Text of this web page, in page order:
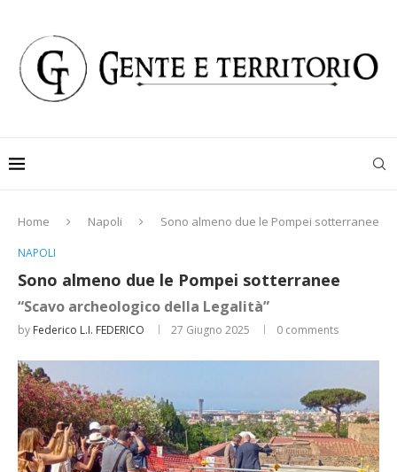
Home Napoli Sono almeno due le Pompei sotterranee
NAPOLI
Sono almeno due le Pompei sotterranee
“Scavo archeologico della Legalità”
by Federico L.I. FEDERICO 27 Giugno 2025 0 comments